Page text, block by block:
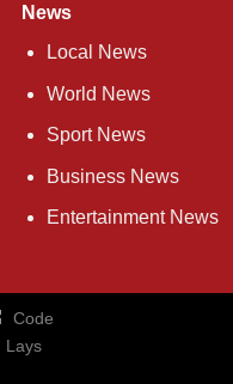
News
Local News
World News
Sport News
Business News
Entertainment News